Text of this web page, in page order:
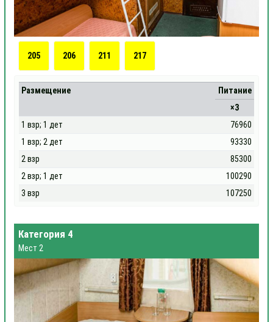
205 206 211 217
Размещение
Питание
×3
1 взр; 1 дет
76960
1 взр; 2 дет
93330
2 взр
85300
2 взр; 1 дет
100290
3 взр
107250
Категория 4
Мест 2